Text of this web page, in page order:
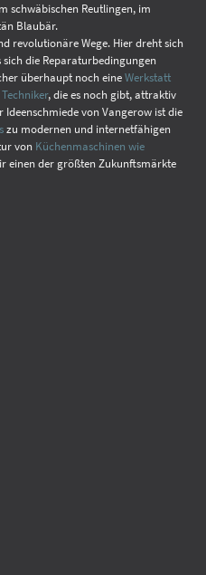
schwäbischen Reutlingen, im
Blaubär.
revolutionäre Wege. Hier dreht sich
die Reparaturbedingungen
überhaupt noch eineWerkstatt
, die es noch gibt, attraktiv
von Vangerow ist die
zu modernen und internetfähigen
von Küchenmaschinen wie
einen der größten Zukunftsmärkte